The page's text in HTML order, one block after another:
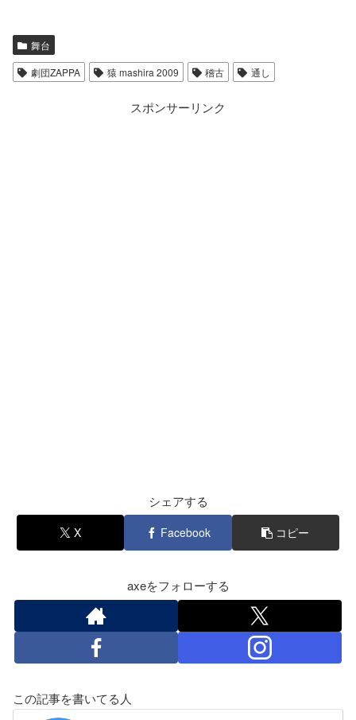
舞台
劇団ZAPPA 猿 mashira 2009 稽古 通し
スポンサーリンク
シェアする
X Facebook コピー
axeをフォローする
この記事を書いてる人